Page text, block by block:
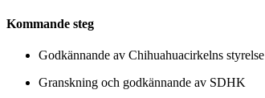
Kommande steg
Godkännande av Chihuahuacirkelns styrelse
Granskning och godkännande av SDHK